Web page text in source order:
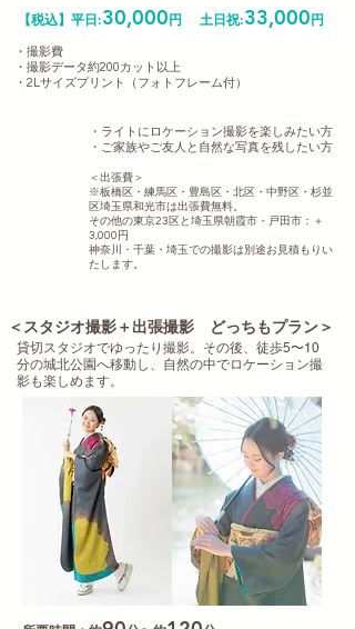
【税込】 平日:30,000円 土日祝:33,000円
・撮影費
・撮影データ約200カット以上
・2Lサイズプリント（フォトフレーム​付）
・ライトにロケーション撮影を楽しみたい方
・ご家族やご友人と自然な写真を残したい方
＜出張費＞
※板橋区・練馬区・豊島区・北区・中野区・杉並
区埼玉県和光市は出張費無料。
その他の東京23区と埼玉県朝霞市・戸田市：＋
3,000円
神奈川・千葉・埼玉での撮影は別途お見積もりい
たします。
​＜スタジオ撮影＋出張撮影 どっちもプラン＞
貸切スタジオでゆったり撮影。その後、徒歩5〜10
分の城北公園へ移動し、自然の中でロケーション撮
影も楽しめます。